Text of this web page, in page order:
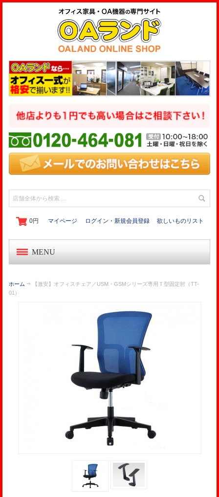
0円 マイページ ログイン・新規会員登録 欲しいものリスト
MENU
OA機器・事務機
起業家セット
オフィス作り導入事例
ホーム
【激安】オフィスチェア／USM・GSMシリーズ専用Ｔ型固定肘（TT-
01）